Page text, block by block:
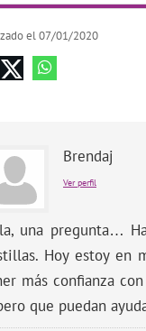
el 07/01/2020
Brendaj
Ver perfil
una pregunta…
Hoy estoy en
más confianza
que puedan